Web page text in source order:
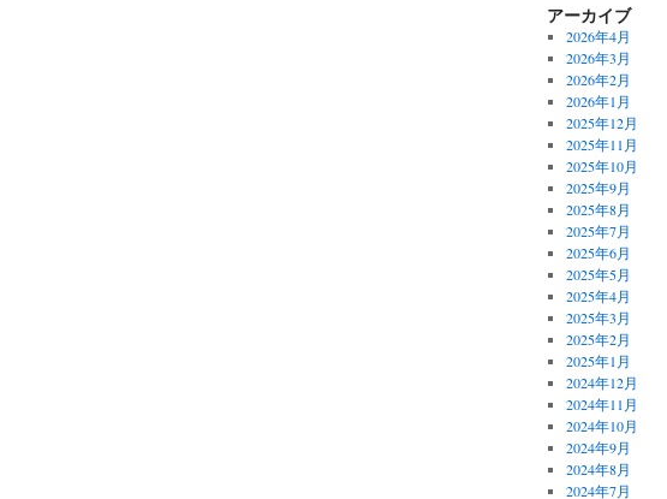
アーカイブ
2026年4月
2026年3月
2026年2月
2026年1月
2025年12月
2025年11月
2025年10月
2025年9月
2025年8月
2025年7月
2025年6月
2025年5月
2025年4月
2025年3月
2025年2月
2025年1月
2024年12月
2024年11月
2024年10月
2024年9月
2024年8月
2024年7月